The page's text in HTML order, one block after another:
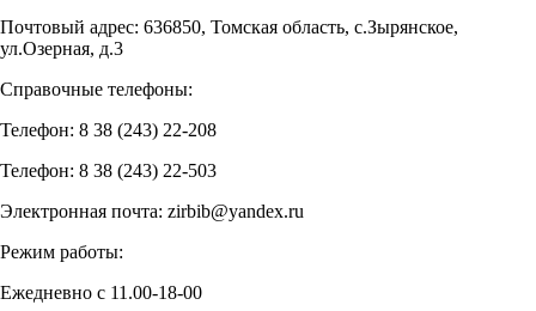
Почтовый адрес: 636850, Томская область, с.Зырянское,
ул.Озерная, д.3
Справочные телефоны:
Телефон: 8 38 (243) 22-208
Телефон: 8 38 (243) 22-503
Электронная почта: zirbib@yandex.ru
Режим работы:
Ежедневно с 11.00-18-00